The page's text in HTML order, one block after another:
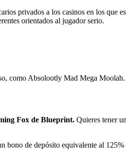
privados a los casinos en los que
orientados al jugador serio.
como Absolootly Mad Mega
Fox de Blueprint. Quieres tener
bono de depósito equivalente al